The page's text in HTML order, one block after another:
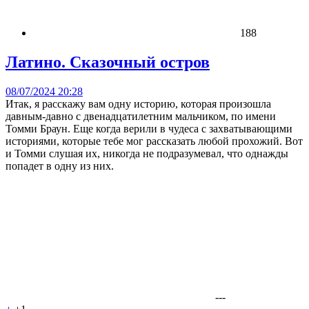
188
Латино. Сказочный остров
08/07/2024 20:28
Итак, я расскажу вам одну историю, которая произошла
давным-давно с двенадцатилетним мальчиком, по имени
Томми Браун. Еще когда верили в чудеса с захватывающими
историями, которые тебе мог рассказать любой прохожий. Вот
и Томми слушая их, никогда не подразумевал, что однажды
попадет в одну из них.
---